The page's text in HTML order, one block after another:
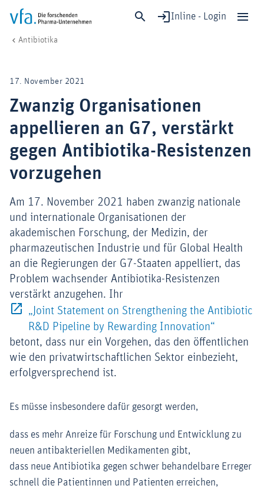
Inline - Login
Forschung & Entwicklung
Gesundheit & Versorgung
Wirtschaft & Standort
Digitalisierung & KI
Verband & Mitglieder
Mitglied werden!
Medien
Antibiotika
17. November 2021
Zwanzig Organisationen
appellieren an G7, verstärkt
gegen Antibiotika-Resistenzen
vorzugehen
Am 17. November 2021 haben zwanzig nationale
und internationale Organisationen der
akademischen Forschung, der Medizin, der
pharmazeutischen Industrie und für Global Health
an die Regierungen der G7-Staaten appelliert, das
Problem wachsender Antibiotika-Resistenzen
verstärkt anzugehen. Ihr
„Joint Statement on Strengthening the Antibiotic
R&D Pipeline by Rewarding Innovation“
betont, dass nur ein Vorgehen, das den öffentlichen
wie den privatwirtschaftlichen Sektor einbezieht,
erfolgversprechend ist.
Es müsse insbesondere dafür gesorgt werden,
dass es mehr Anreize für Forschung und Entwicklung zu
neuen antibakteriellen Medikamenten gibt,
dass neue Antibiotika gegen schwer behandelbare Erreger
schnell die Patientinnen und Patienten erreichen,